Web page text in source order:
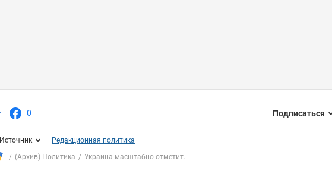
0 Подписаться
Источник
Редакционная политика
(Архив) Политика
Украина масштабно отметит...